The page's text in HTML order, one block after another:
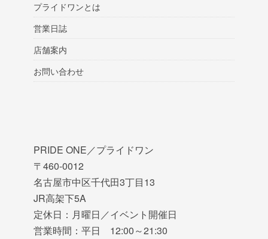
プライドワンとは
営業日誌
店舗案内
お問い合わせ
PRIDE ONE／プライドワン
〒460-0012
名古屋市中区千代田3丁目13
JR高架下5A
定休日：月曜日／イベント開催日
営業時間：平日 12:00～21:30